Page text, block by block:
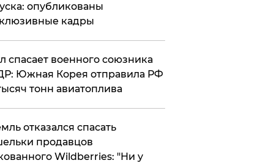
опубликованы
кадры
спасает военного союзника
Южная Корея отправила РФ
тонн авиатоплива
отказался спасать
продавцов
Wildberries: "Ни у